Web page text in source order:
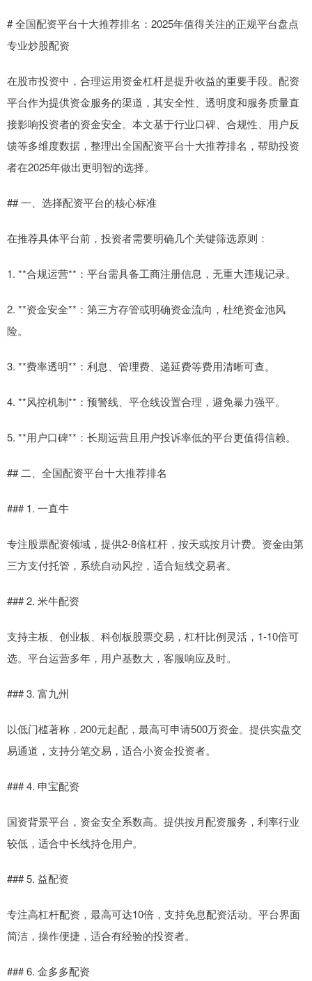
# 全国配资平台十大推荐排名：2025年值得关注的正规平台盘点
专业炒股配资
在股市投资中，合理运用资金杠杆是提升收益的重要手段。配资
平台作为提供资金服务的渠道，其安全性、透明度和服务质量直
接影响投资者的资金安全。本文基于行业口碑、合规性、用户反
馈等多维度数据，整理出全国配资平台十大推荐排名，帮助投资
者在2025年做出更明智的选择。
## 一、选择配资平台的核心标准
在推荐具体平台前，投资者需要明确几个关键筛选原则：
1. **合规运营**：平台需具备工商注册信息，无重大违规记录。
2. **资金安全**：第三方存管或明确资金流向，杜绝资金池风
险。
3. **费率透明**：利息、管理费、递延费等费用清晰可查。
4. **风控机制**：预警线、平仓线设置合理，避免暴力强平。
5. **用户口碑**：长期运营且用户投诉率低的平台更值得信赖。
## 二、全国配资平台十大推荐排名
### 1. 一直牛
专注股票配资领域，提供2-8倍杠杆，按天或按月计费。资金由第
三方支付托管，系统自动风控，适合短线交易者。
### 2. 米牛配资
支持主板、创业板、科创板股票交易，杠杆比例灵活，1-10倍可
选。平台运营多年，用户基数大，客服响应及时。
### 3. 富九州
以低门槛著称，200元起配，最高可申请500万资金。提供实盘交
易通道，支持分笔交易，适合小资金投资者。
### 4. 申宝配资
国资背景平台，资金安全系数高。提供按月配资服务，利率行业
较低，适合中长线持仓用户。
### 5. 益配资
专注高杠杆配资，最高可达10倍，支持免息配资活动。平台界面
简洁，操作便捷，适合有经验的投资者。
### 6. 金多多配资